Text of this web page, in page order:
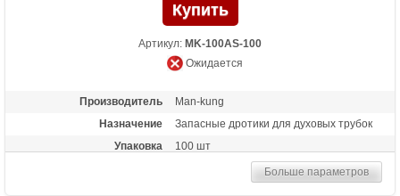
Артикул: MK-100AS-100
Ожидается
Производитель
Man-kung
Назначение
Запасные дротики для духовых трубок
Упаковка
100 шт
Больше параметров